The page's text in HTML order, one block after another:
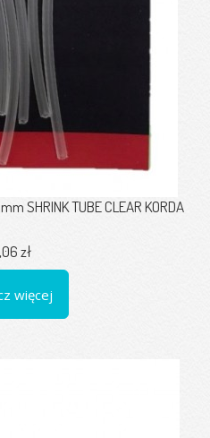
SHRINK TUBE CLEAR KORDA
zł
więcej